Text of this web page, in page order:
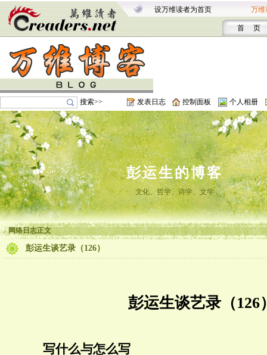
设万维读者为首页 万维
首 页
搜索>> 发表日志 控制面板 个人相册
彭运生的博客
文化、哲学、诗学、文学
网络日志正文
彭运生谈艺录（126）
彭运生谈艺录（126
写什么与怎么写